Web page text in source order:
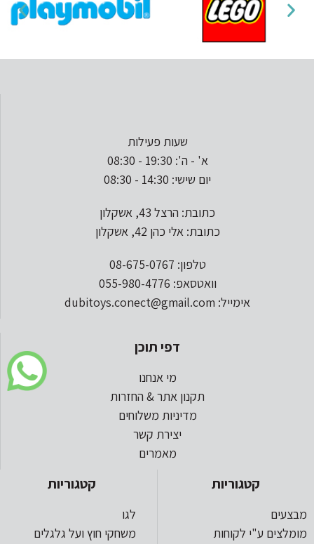
שעות פעילות
א' - ה': 19:30 - 08:30
יום שישי: 14:30 - 08:30
כתובת: הרצל 43, אשקלון
כתובת: אלי כהן 42, אשקלון
טלפון: 08-675-0767
וואטסאפ: 055-980-4776
אימייל: dubitoys.conect@gmail.com
דפי תוכן
מי אנחנו
תקנון אתר & החזרות
מדיניות משלוחים
יצירת קשר
מאמרים
קטגוריות
מבצעים
מומלצים ע"י לקוחות
קטגוריות
לגו
משחקי חוץ ועל גלגלים